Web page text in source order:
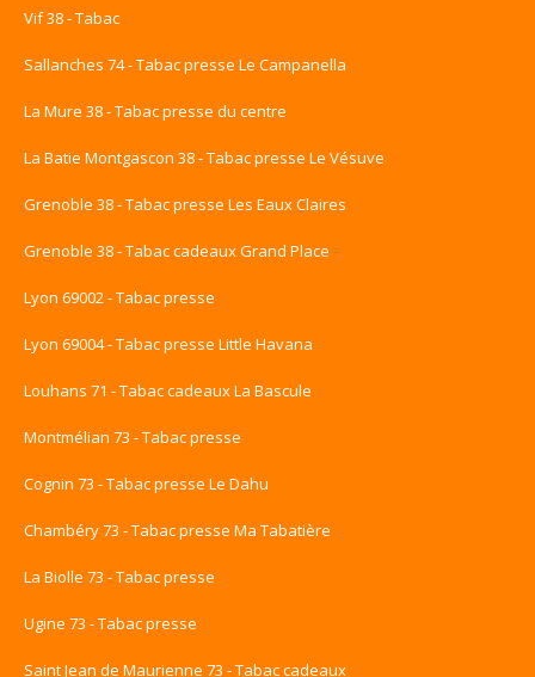
Vif 38 - Tabac
Sallanches 74 - Tabac presse Le Campanella
La Mure 38 - Tabac presse du centre
La Batie Montgascon 38 - Tabac presse Le Vésuve
Grenoble 38 - Tabac presse Les Eaux Claires
Grenoble 38 - Tabac cadeaux Grand Place
Lyon 69002 - Tabac presse
Lyon 69004 - Tabac presse Little Havana
Louhans 71 - Tabac cadeaux La Bascule
Montmélian 73 - Tabac presse
Cognin 73 - Tabac presse Le Dahu
Chambéry 73 - Tabac presse Ma Tabatière
La Biolle 73 - Tabac presse
Ugine 73 - Tabac presse
Saint Jean de Maurienne 73 - Tabac cadeaux